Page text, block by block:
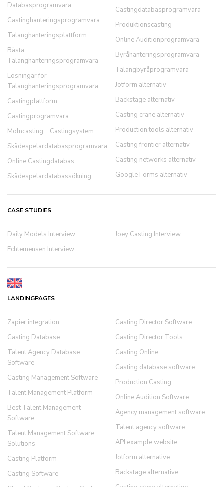
Databasprogramvara
Castinghanteringsprogramvara
Talanghanteringsplattform
Bästa
Talanghanteringsprogramvara
Lösningar för
Talanghanteringsprogramvara
Castingplattform
Castingprogramvara
Molncasting
Castingsystem
Skådespelardatabasprogramvara
Online Castingdatabas
Skådespelardatabassökning
Castingdatabasprogramvara
Produktionscasting
Online Auditionprogramvara
Byråhanteringsprogramvara
Talangbyråprogramvara
Jotform alternativ
Backstage alternativ
Casting crane alternativ
Production.tools alternativ
Casting frontier alternativ
Casting networks alternativ
Google Forms alternativ
CASE STUDIES
Daily Models Interview
Echtemensen Interview
Joey Casting Interview
LANDINGPAGES
Zapier integration
Casting Database
Talent Agency Database
Software
Casting Management Software
Talent Management Platform
Best Talent Management
Software
Talent Management Software
Solutions
Casting Platform
Casting Software
Casting Director Software
Casting Director Tools
Casting Online
Casting database software
Production Casting
Online Audition Software
Agency management software
Talent agency software
API example website
Jotform alternative
Backstage alternative